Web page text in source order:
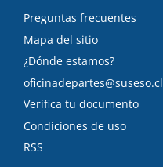
Preguntas frecuentes
Mapa del sitio
¿Dónde estamos?
oficinadepartes@suseso.cl
Verifica tu documento
Condiciones de uso
RSS